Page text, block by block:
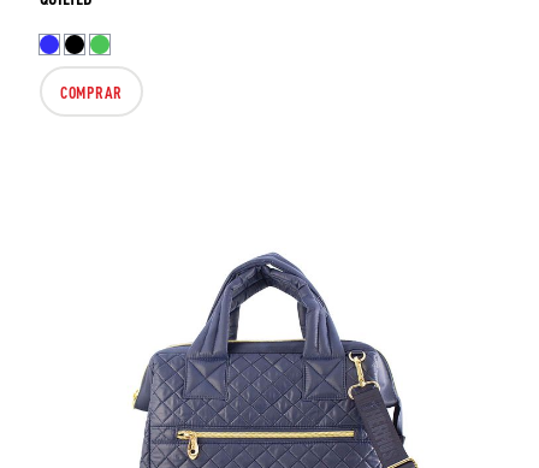
COMPRAR